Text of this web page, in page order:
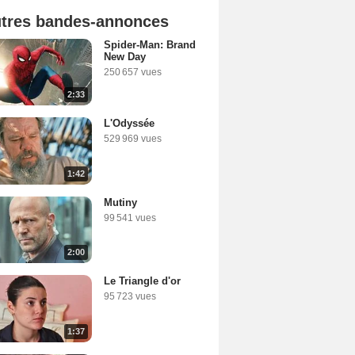
bandes-annonces
2:33
Spider-Man: Brand
New Day
250 657 vues
1:42
L'Odyssée
529 969 vues
2:00
Mutiny
99 541 vues
1:37
Le Triangle d'or
95 723 vues